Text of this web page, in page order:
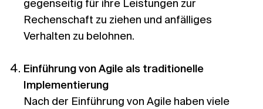
gegenseitig für ihre Leistungen zur
Rechenschaft zu ziehen und anfälliges
Verhalten zu belohnen.
Einführung von Agile als traditionelle
Implementierung
Nach der Einführung von Agile haben viele